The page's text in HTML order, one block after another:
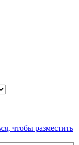
чтобы разместить